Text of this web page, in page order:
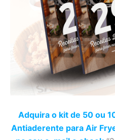
Adquira o kit de 50 ou
Antiaderente para Air